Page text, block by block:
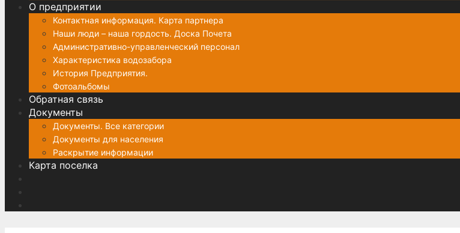
О предприятии
Контактная информация. Карта партнера
Наши люди – наша гордость. Доска Почета
Административно-управленческий персонал
Характеристика водозабора
История Предприятия.
Фотоальбомы
Обратная связь
Документы
Документы. Все категории
Документы для населения
Раскрытие информации
Карта поселка